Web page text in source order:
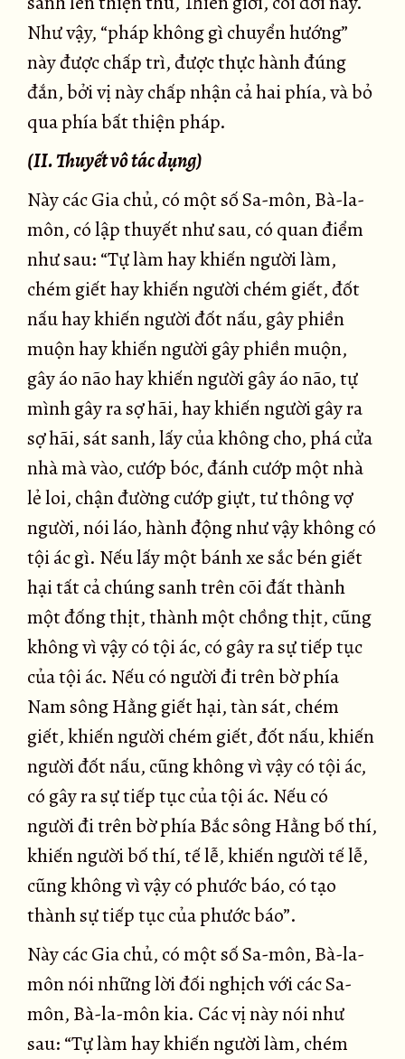
Như vậy, “pháp không gì chuyển hướng”
này được chấp trì, được thực hành đúng
đắn, bởi vị này chấp nhận cả hai phía, và bỏ
qua phía bất thiện pháp.
(II. Thuyết vô tác dụng)
Này các Gia chủ, có một số Sa-môn, Bà-la-
môn, có lập thuyết như sau, có quan điểm
như sau: “Tự làm hay khiến người làm,
chém giết hay khiến người chém giết, đốt
nấu hay khiến người đốt nấu, gây phiền
muộn hay khiến người gây phiền muộn,
gây áo não hay khiến người gây áo não, tự
mình gây ra sợ hãi, hay khiến người gây ra
sợ hãi, sát sanh, lấy của không cho, phá cửa
nhà mà vào, cướp bóc, đánh cướp một nhà
lẻ loi, chận đường cướp giựt, tư thông vợ
người, nói láo, hành động như vậy không có
tội ác gì. Nếu lấy một bánh xe sắc bén giết
hại tất cả chúng sanh trên cõi đất thành
một đống thịt, thành một chồng thịt, cũng
không vì vậy có tội ác, có gây ra sự tiếp tục
của tội ác. Nếu có người đi trên bờ phía
Nam sông Hằng giết hại, tàn sát, chém
giết, khiến người chém giết, đốt nấu, khiến
người đốt nấu, cũng không vì vậy có tội ác,
có gây ra sự tiếp tục của tội ác. Nếu có
người đi trên bờ phía Bắc sông Hằng bố thí,
khiến người bố thí, tế lễ, khiến người tế lễ,
cũng không vì vậy có phước báo, có tạo
thành sự tiếp tục của phước báo”.
Này các Gia chủ, có một số Sa-môn, Bà-la-
môn nói những lời đối nghịch với các Sa-
môn, Bà-la-môn kia. Các vị này nói như
sau: “Tự làm hay khiến người làm, chém